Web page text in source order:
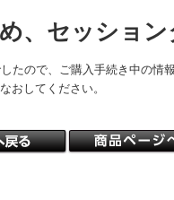
、セッション
たので、ご購入手続き中の情
おしてください。